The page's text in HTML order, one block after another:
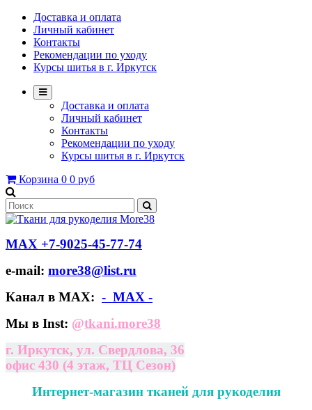
Доставка и оплата
Личный кабинет
Контакты
Рекомендации по уходу
Курсы шитья в г. Иркутск
Доставка и оплата
Личный кабинет
Контакты
Рекомендации по уходу
Курсы шитья в г. Иркутск
Корзина 0 0 руб
МАХ +7-9025-45-77-74
e-mail: more38@list.ru
Канал в МАХ: - МАХ -
Мы в Inst: @tkani.more38
г. Иркутск, ул. Свердлова, 36
офис 430 (4 этаж, ТЦ Сезон)
Интернет-магазин тканей для рукоделия